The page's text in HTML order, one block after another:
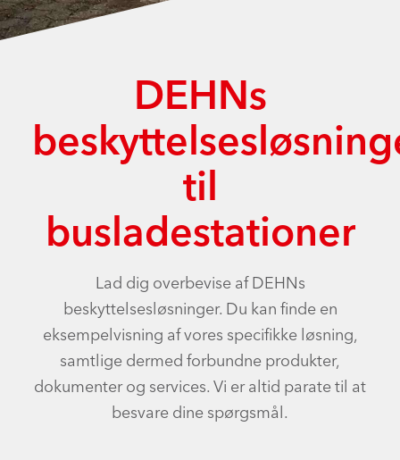
DEHNs
til
busladestationer
Lad dig overbevise af DEHNs
beskyttelsesløsninger. Du kan finde en
eksempelvisning af vores specifikke løsning,
samtlige dermed forbundne produkter,
dokumenter og services. Vi er altid parate til at
besvare dine spørgsmål.